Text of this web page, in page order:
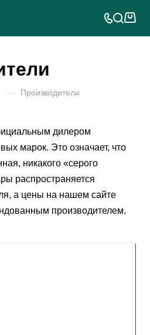
— Производители
дилером
марок. Это означает, что
никакого «серого
распространяется
а цены на нашем сайте
производителем.